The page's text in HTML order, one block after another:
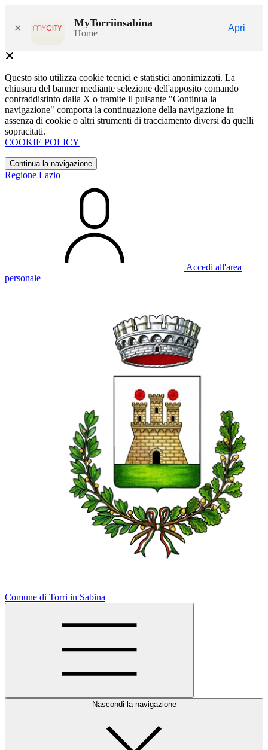
× MyTorriinsabina
Home
Apri
Questo sito utilizza cookie tecnici e statistici anonimizzati. La
chiusura del banner mediante selezione dell'apposito comando
contraddistinto dalla X o tramite il pulsante "Continua la
navigazione" comporta la continuazione della navigazione in
assenza di cookie o altri strumenti di tracciamento diversi da quelli
sopracitati.
COOKIE POLICY
Continua la navigazione
Regione Lazio
Accedi all'area
personale
Comune di Torri in Sabina
Nascondi la navigazione